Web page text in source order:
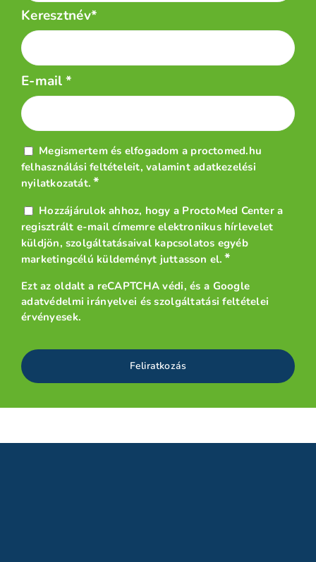
Keresztnév*
E-mail *
Adatvédelem
*
Megismertem és elfogadom a proctomed.hu
felhasználási feltételeit, valamintadatkezelési
nyilatkozatát. *
Hírlevél
*
Hozzájárulok ahhoz, hogy a ProctoMed Center a
regisztrált e-mail címemre elektronikus hírlevelet
küldjön, szolgáltatásaival kapcsolatos egyéb
marketingcélú küldeményt juttasson el. *
Ezt az oldalt a reCAPTCHA védi, és a Google
adatvédelmi irányelvei ésszolgáltatási feltételei
érvényesek.